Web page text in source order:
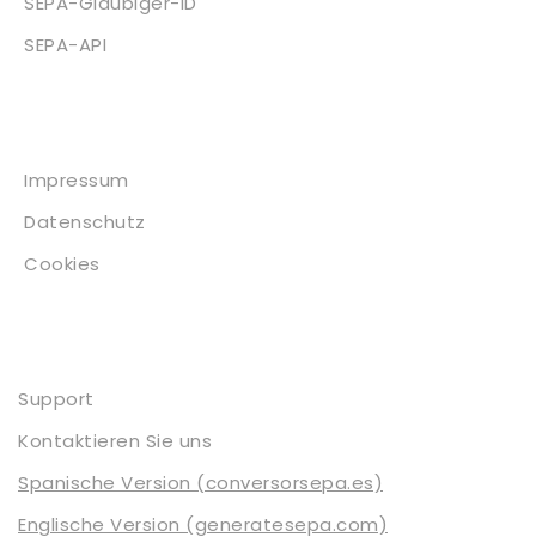
SEPA-API
Impressum
Datenschutz
Cookies
Support
Kontaktieren Sie uns
Spanische Version (conversorsepa.es)
Englische Version (generatesepa.com)